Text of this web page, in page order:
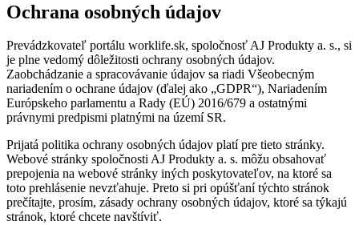
Ochrana osobných údajov
Prevádzkovateľ portálu worklife.sk, spoločnosť AJ Produkty a. s., si
je plne vedomý dôležitosti ochrany osobných údajov.
Zaobchádzanie a spracovávanie údajov sa riadi Všeobecným
nariadením o ochrane údajov (ďalej ako „GDPR“), Nariadením
Európskeho parlamentu a Rady (EÚ) 2016/679 a ostatnými
právnymi predpismi platnými na území SR.
Prijatá politika ochrany osobných údajov platí pre tieto stránky.
Webové stránky spoločnosti AJ Produkty a. s. môžu obsahovať
prepojenia na webové stránky iných poskytovateľov, na ktoré sa
toto prehlásenie nevzťahuje. Preto si pri opúšťaní týchto stránok
prečítajte, prosím, zásady ochrany osobných údajov, ktoré sa týkajú
stránok, ktoré chcete navštíviť.